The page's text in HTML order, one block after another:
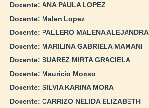
Docente: ANA PAULA LOPEZ
Docente: Malen Lopez
Docente: PALLERO MALENA ALEJANDRA
Docente: MARILINA GABRIELA MAMANI
Docente: SUAREZ MIRTA GRACIELA
Docente: Mauricio Monso
Docente: SILVIA KARINA MORA
Docente: CARRIZO NELIDA ELIZABETH